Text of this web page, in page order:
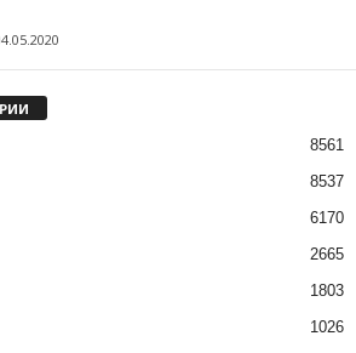
8561
8537
6170
2665
1803
1026